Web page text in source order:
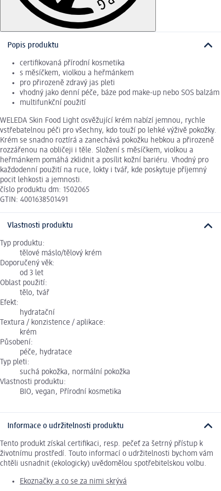
Popis produktu
certifikovaná přírodní kosmetika
s měsíčkem, violkou a heřmánkem
pro přirozeně zdravý jas pleti
vhodný jako denní péče, báze pod make-up nebo SOS balzám
multifunkční použití
WELEDA Skin Food Light osvěžující krém nabízí jemnou, rychle
vstřebatelnou péči pro všechny, kdo touží po lehké výživě pokožky.
Krém se snadno roztírá a zanechává pokožku hebkou a přirozeně
rozzářenou na obličeji i těle. Složení s měsíčkem, violkou a
heřmánkem pomáhá zklidnit a posílit kožní bariéru. Vhodný pro
každodenní použití na ruce, lokty i tvář, kde poskytuje příjemný
pocit lehkosti a jemnosti.
číslo produktu dm: 1502065
GTIN: 4001638501491
Vlastnosti produktu
Typ produktu:
tělové máslo/tělový krém
Doporučený věk:
od 3 let
Oblast použití:
tělo, tvář
Efekt:
hydratační
Textura / konzistence / aplikace:
krém
Působení:
péče, hydratace
Typ pleti:
suchá pokožka, normální pokožka
Vlastnosti produktu:
BIO, vegan, Přírodní kosmetika
Informace o udržitelnosti produktu
Tento produkt získal certifikaci, resp. pečeť za šetrný přístup k
životnímu prostředí. Touto informací o udržitelnosti bychom vám
chtěli usnadnit (ekologicky) uvědomělou spotřebitelskou volbu.
Ekoznačky a co se za nimi skrývá